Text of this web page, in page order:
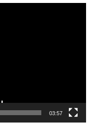
03:57